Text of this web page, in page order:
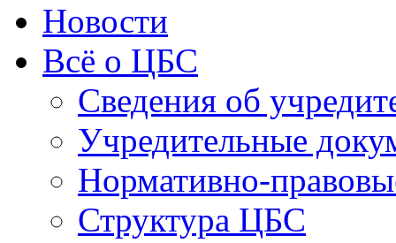
Новости
Всё о ЦБС
Сведения об
Учредительные
Нормативно-
Структура ЦБС